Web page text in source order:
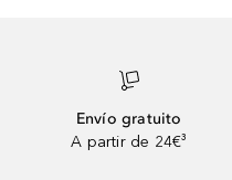
Envío gratuito
A partir de 24€³